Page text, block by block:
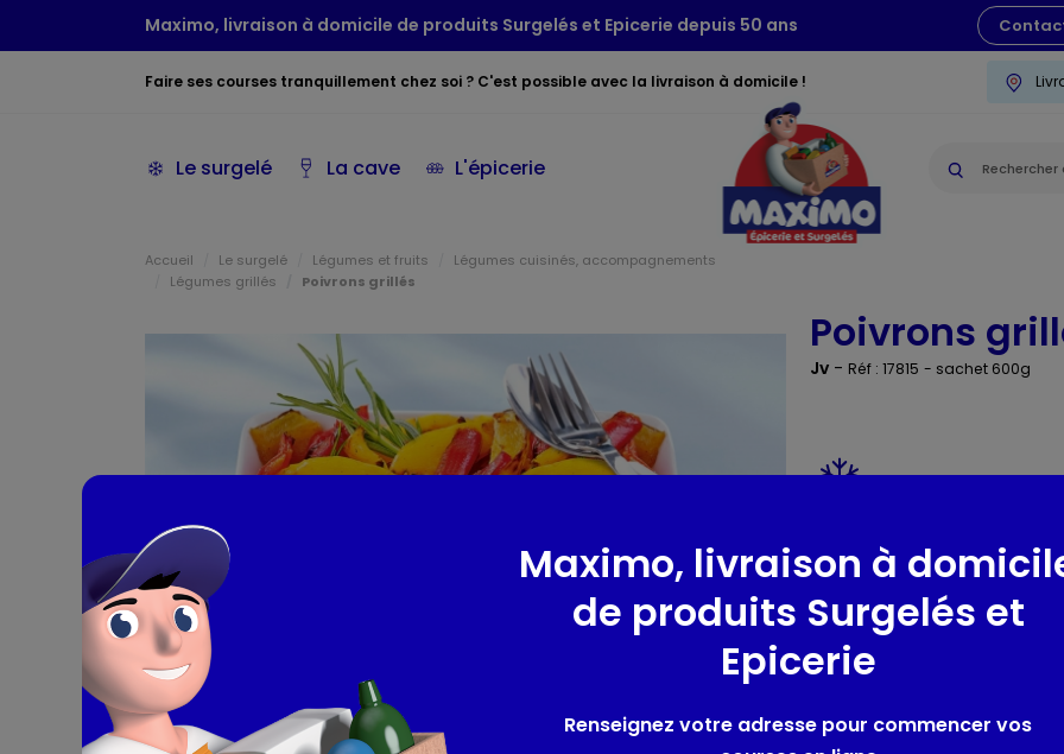
Maximo, livraison à domicile de produits Surgelés et Epicerie depuis 50 ans
Faire ses courses tranquillement chez soi ? C'est possible avec la livraison à domicile !
Le surgelé La cave L'épicerie
Accueil Le surgelé Légumes et fruits
Légumes cuisinés, accompagnements
Légumes grillés
Poivrons grillés
Poivrons
Jv - Réf : 17815 - sachet 600g
Présentation
POIVRON ROUGE JAUNE 30 MM
Composition /
poivron rouge, poivron jaune
Maximo, livraison à
de produits Surgelés et
Epicerie
Renseignez votre adresse pour commencer vos